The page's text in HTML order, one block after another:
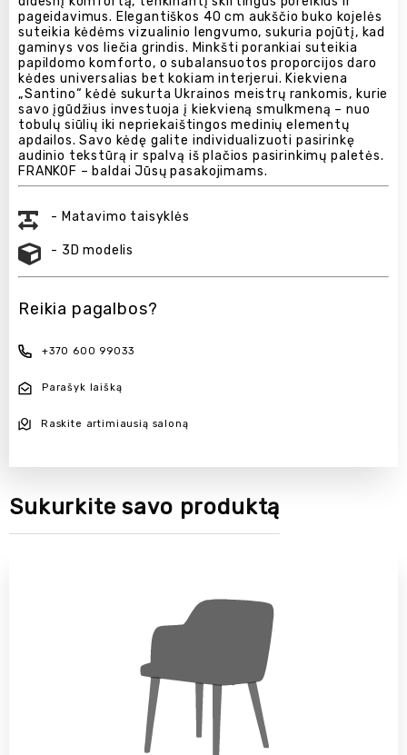
pageidavimus. Elegantiškos 40 cm aukščio buko kojelės
suteikia kėdėms vizualinio lengvumo, sukuria pojūtį, kad
gaminys vos liečia grindis. Minkšti porankiai suteikia
papildomo komforto, o subalansuotos proporcijos daro
kėdes universalias bet kokiam interjerui. Kiekviena
„Santino“ kėdė sukurta Ukrainos meistrų rankomis, kurie
savo įgūdžius investuoja į kiekvieną smulkmeną – nuo ​​
tobulų siūlių iki nepriekaištingos medinių elementų
apdailos. Savo kėdę galite individualizuoti pasirinkę
audinio tekstūrą ir spalvą iš plačios pasirinkimų paletės.
FRANKOF – baldai Jūsų pasakojimams.
- Matavimo taisyklės
- 3D modelis
Reikia pagalbos?
+370 600 99033
Parašyk laišką
Raskite artimiausią saloną
Sukurkite savo produktą